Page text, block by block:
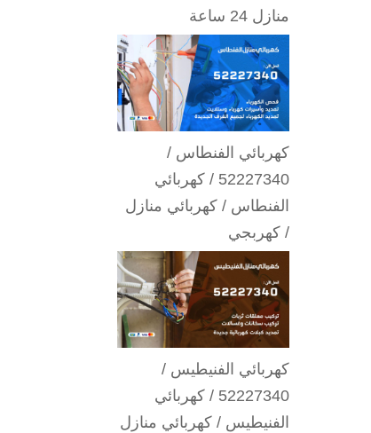
منازل 24 ساعة
كهربائي الفنطاس /
52227340 / كهربائي
الفنطاس / كهربائي منازل
/ كهربجي
كهربائي الفنيطيس /
52227340 / كهربائي
الفنيطيس / كهربائي منازل